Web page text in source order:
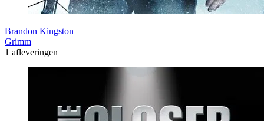
Brandon Kingston
Grimm
1 afleveringen